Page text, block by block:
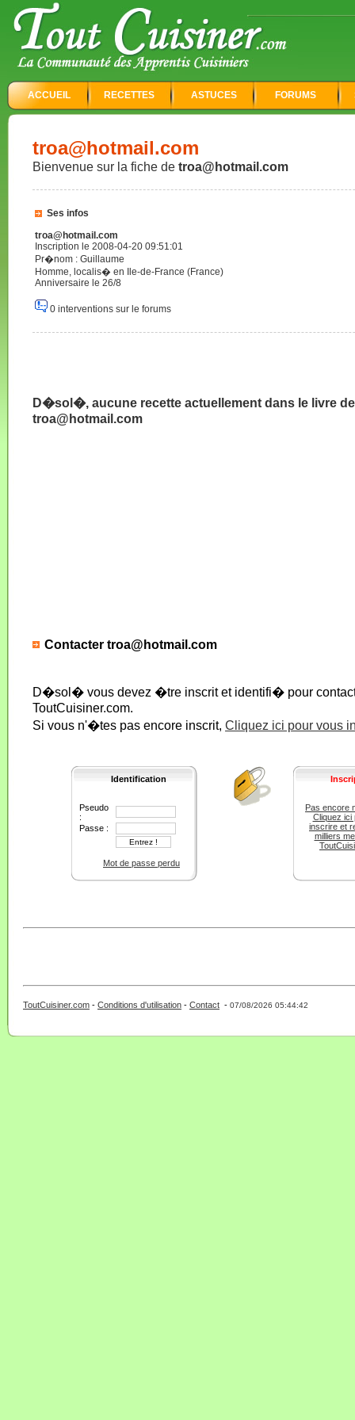
ACCUEIL RECETTES ASTUCES FORUMS
troa@hotmail.com
Bienvenue sur la fiche de troa@hotmail.com
Ses infos
troa@hotmail.com
Inscription le 2008-04-20 09:51:01
Pr�nom : Guillaume
Homme, localis� en Ile-de-France (France)
Anniversaire le 26/8
0 interventions sur le forums
D�sol�, aucune recette actuellement dans le livre
troa@hotmail.com
Contacter troa@hotmail.com
D�sol� vous devez �tre inscrit et identifi� pour
ToutCuisiner.com.
Si vous n'�tes pas encore inscrit, Cliquez ici pour vous
Identification
Pseudo
:
Passe :
Mot de passe perdu
Pas encore
Cliquez ici
inscrire et
milliers
ToutCuisiner.com - Conditions d'utilisation - Contact - 07/08/2026 05:44:42